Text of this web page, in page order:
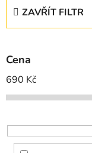
p
r
o
d
k
t
ZAVŘÍT FILTR
Cena
690 Kč